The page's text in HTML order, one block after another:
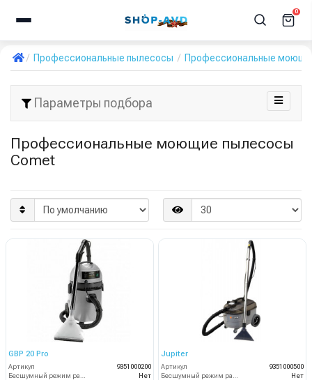
0
Профессиональные пылесосы Профессиональные
Параметры подбора
Профессиональные моющие пылесосы
Comet
GBP 20 Pro
Артикул
9351000200
Нет
Jupiter
Артикул
9351000500
Нет